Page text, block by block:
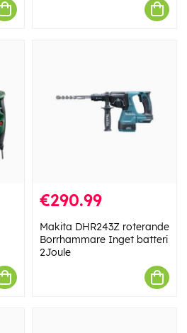
€290.99
Makita DHR243Z roterande
Borrhammare Inget batteri
2Joule